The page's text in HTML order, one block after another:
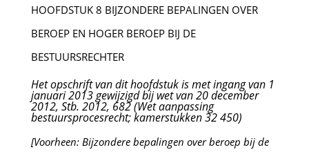
HOOFDSTUK 8 BIJZONDERE BEPALINGEN OVER
BEROEP EN HOGER BEROEP BIJ DE
BESTUURSRECHTER
Het opschrift van dit hoofdstuk is met ingang van 1
januari 2013 gewijzigd bij wet van 20 december
2012, Stb. 2012, 682 (Wet aanpassing
bestuursprocesrecht; kamerstukken 32 450)
[Voorheen: Bijzondere bepalingen over beroep bij de